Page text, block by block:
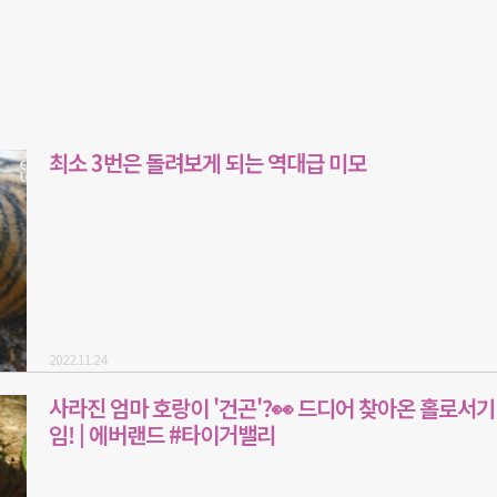
최소 3번은 돌려보게 되는 역대급 미모
2022.11.24
사라진 엄마 호랑이 '건곤'?👀 드디어 찾아온 홀로서
임! | 에버랜드 #타이거밸리